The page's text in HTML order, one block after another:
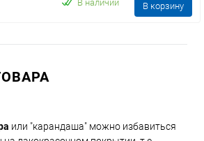
В наличии В корзину
или "карандаша" можно избавиться